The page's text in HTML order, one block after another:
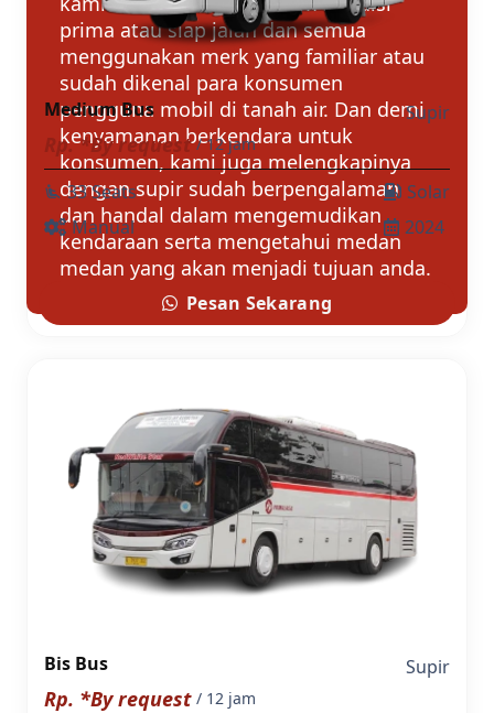
Medium Bus Supir
Rp. *By request / 12 jam
airline_seat_recline_extra 33 Seats
Manual
Solar
2024
Pesan Sekarang
Bis Bus Supir
Rp. *By request / 12 jam
prima atau siap jalan dan semua
menggunakan merk yang familiar atau
sudah dikenal para konsumen
pengguna mobil di tanah air. Dan demi
kenyamanan berkendara untuk
konsumen, kami juga melengkapinya
dengan supir sudah berpengalaman
dan handal dalam mengemudikan
kendaraan serta mengetahui medan
medan yang akan menjadi tujuan anda.